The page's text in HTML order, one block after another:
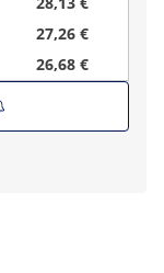
27,26 €
26,68 €